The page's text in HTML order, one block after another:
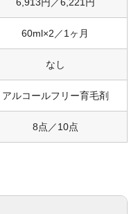
60ml×2／1ヶ月
なし
アルコールフリー育毛剤
8点／10点